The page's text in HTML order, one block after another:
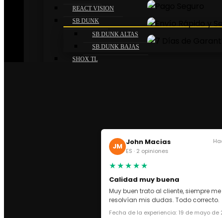
REACT VISION
SB DUNK
SB DUNK ALTAS
SB DUNK BAJAS
SHOX TL
FORUM MID
GAZELLE X GUCCI
JM John Macias
ES · 2 opiniones
★★★★★
Calidad muy buena
Muy buen trato al cliente, siempre me
resolvían mis dudas. Todo correcto.
Fecha de la experiencia: 19 de mayo de